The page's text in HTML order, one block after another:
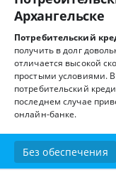
Архангельске
Потребительский
получить в долг
отличается высокой
простыми условиями.
потребительский
последнем случае
онлайн-банке.
Без обеспечения